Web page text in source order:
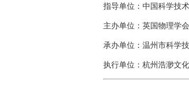
指导单位：中国科学技
主办单位：英国物理学
承办单位：温州市科学
执行单位：杭州浩渺文